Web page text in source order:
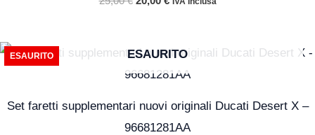
ESAURITO ESAURITO
Set faretti supplementari nuovi originali Ducati Desert X –
96681281AA
Il
prezzo
originale
443,00 €.
Il
prezzo
attuale
375,00 €.